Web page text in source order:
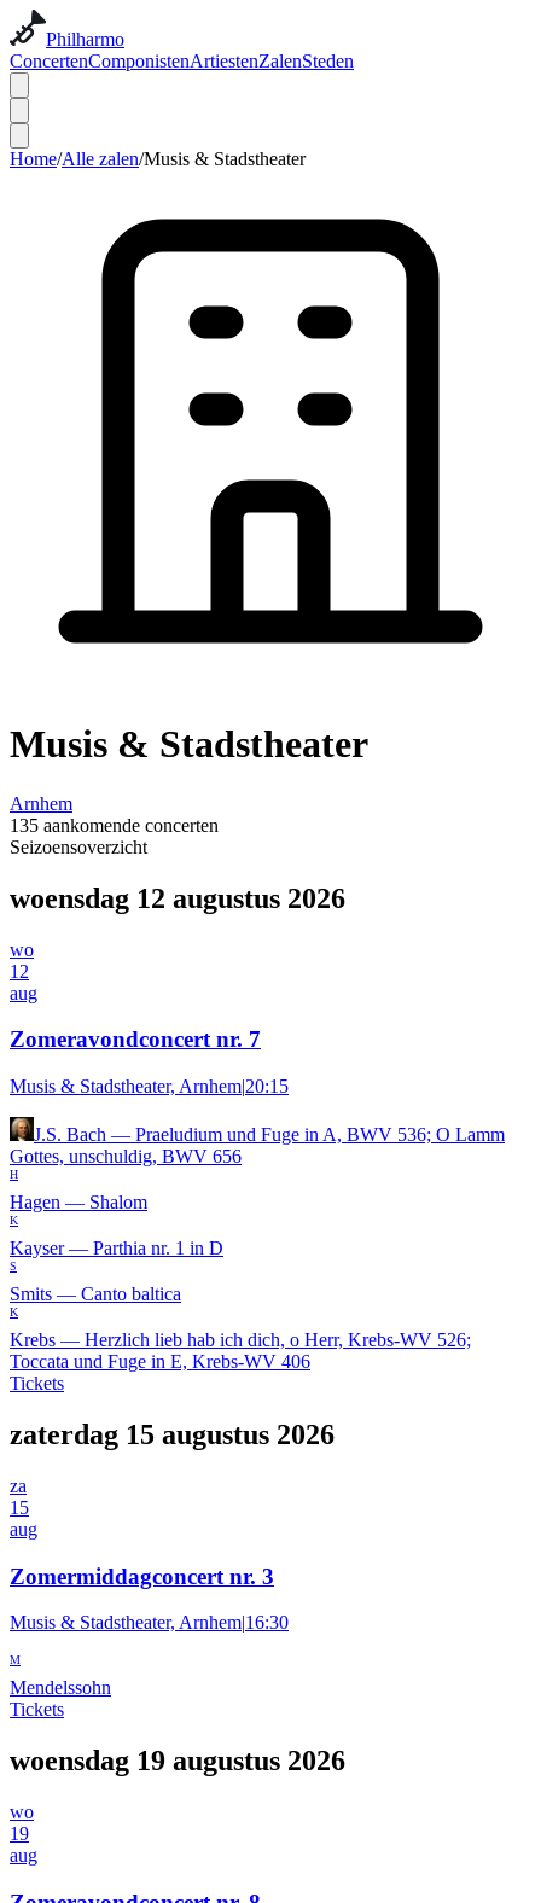
Philharmo
ConcertenComponistenArtiestenZalenSteden
Home/Alle zalen/Musis & Stadstheater
Musis & Stadstheater
Arnhem
135 aankomende concerten
Seizoensoverzicht
woensdag 12 augustus 2026
wo
12
aug
Zomeravondconcert nr. 7
Musis & Stadstheater, Arnhem|20:15
J.S. Bach — Praeludium und Fuge in A, BWV 536; O Lamm
Gottes, unschuldig, BWV 656
H
Hagen — Shalom
K
Kayser— Parthia nr. 1 in D
S
Smits — Canto baltica
K
Krebs — Herzlich lieb hab ich dich, o Herr, Krebs-WV 526;
Toccata und Fuge in E, Krebs-WV 406
Tickets
zaterdag 15 augustus 2026
za
15
aug
Zomermiddagconcert nr. 3
Musis & Stadstheater, Arnhem|16:30
M
Mendelssohn
Tickets
woensdag 19 augustus 2026
wo
19
aug